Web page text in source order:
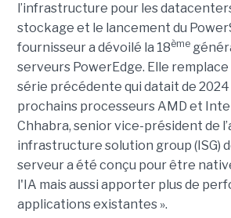
l’infrastructure pour les
stockage et le lancement du
fournisseur a dévoilé la 18ème
serveurs PowerEdge. Elle remplace
série précédente qui datait de
prochains processeurs AMD et
Chhabra, senior vice-président de
infrastructure solution group (ISG)
serveur a été conçu pour être
l'IA mais aussi apporter plus de
applications existantes ».